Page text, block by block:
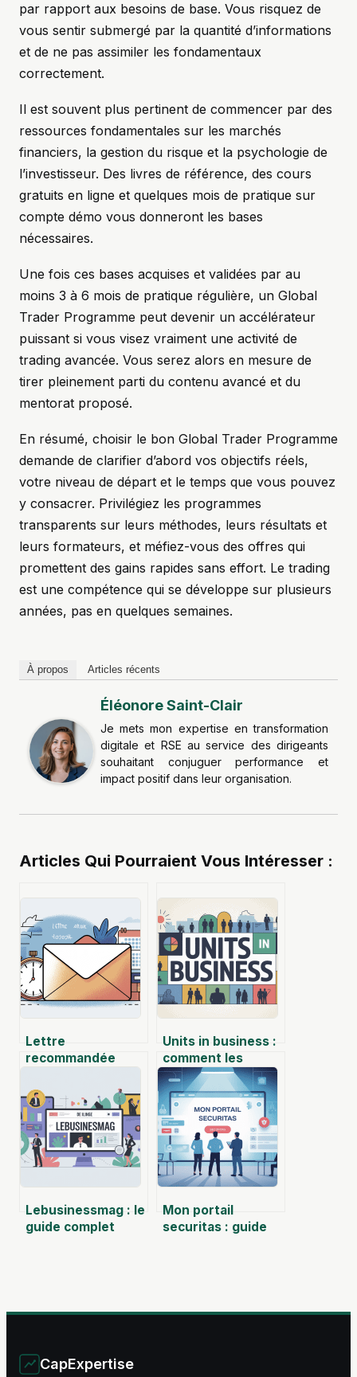
par rapport aux besoins de base. Vous risquez de
vous sentir submergé par la quantité d’informations
et de ne pas assimiler les fondamentaux
correctement.
Il est souvent plus pertinent de commencer par des
ressources fondamentales sur les marchés
financiers, la gestion du risque et la psychologie de
l’investisseur. Des livres de référence, des cours
gratuits en ligne et quelques mois de pratique sur
compte démo vous donneront les bases
nécessaires.
Une fois ces bases acquises et validées par au
moins 3 à 6 mois de pratique régulière, un Global
Trader Programme peut devenir un accélérateur
puissant si vous visez vraiment une activité de
trading avancée. Vous serez alors en mesure de
tirer pleinement parti du contenu avancé et du
mentorat proposé.
En résumé, choisir le bon Global Trader Programme
demande de clarifier d’abord vos objectifs réels,
votre niveau de départ et le temps que vous pouvez
y consacrer. Privilégiez les programmes
transparents sur leurs méthodes, leurs résultats et
leurs formateurs, et méfiez-vous des offres qui
promettent des gains rapides sans effort. Le trading
est une compétence qui se développe sur plusieurs
années, pas en quelques semaines.
À propos Articles récents
Éléonore Saint-Clair
Je mets mon expertise en transformation
digitale et RSE au service des dirigeants
souhaitant conjuguer performance et
impact positif dans leur organisation.
Articles Qui Pourraient Vous Intéresser :
Lettre
recommandée
comprendre pour
ne rien rater
Units in business :
comment les
comprendre et
bien les utiliser
Lebusinessmag : le
guide complet
Mon portail
securitas : guide
CapExpertise